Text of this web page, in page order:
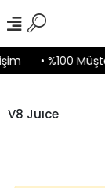
• %100
V8 Juıce